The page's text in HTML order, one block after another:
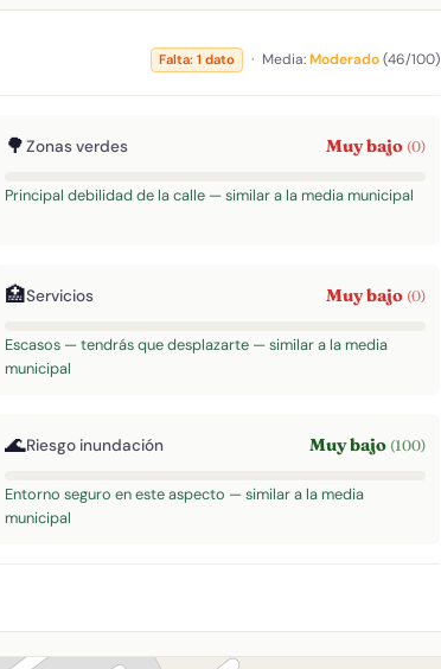
Falta: 1 dato · Media:Moderado(46/100)
🌳Zonas verdes Muy bajo (0)
Principal debilidad de la calle — similar a la media municipal
🏥Servicios Muy bajo (0)
Escasos — tendrás que desplazarte — similar a la media
municipal
🌊Riesgo inundación Muy bajo (100)
Entorno seguro en este aspecto — similar a la media
municipal